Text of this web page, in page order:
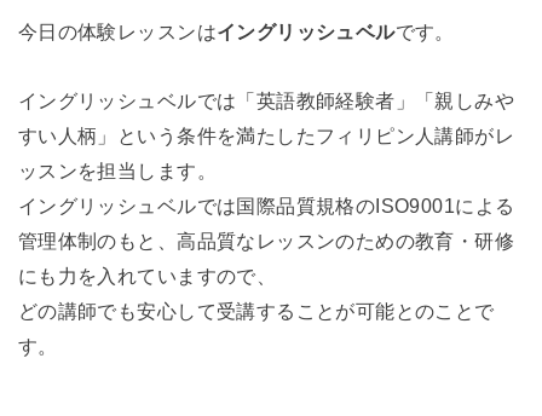
今日の体験レッスンはイングリッシュベルです。
イングリッシュベルでは「英語教師経験者」「親しみや
すい人柄」という条件を満たしたフィリピン人講師がレ
ッスンを担当します。
イングリッシュベルでは国際品質規格のISO9001による
管理体制のもと、高品質なレッスンのための教育・研修
にも力を入れていますので、
どの講師でも安心して受講することが可能とのことで
す。